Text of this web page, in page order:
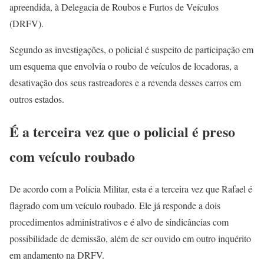
apreendida, à Delegacia de Roubos e Furtos de Veículos
(DRFV).
Segundo as investigações, o policial é suspeito de participação em
um esquema que envolvia o roubo de veículos de locadoras, a
desativação dos seus rastreadores e a revenda desses carros em
outros estados.
É a terceira vez que o policial é preso
com veículo roubado
De acordo com a Polícia Militar, esta é a terceira vez que Rafael é
flagrado com um veículo roubado. Ele já responde a dois
procedimentos administrativos e é alvo de sindicâncias com
possibilidade de demissão, além de ser ouvido em outro inquérito
em andamento na DRFV.